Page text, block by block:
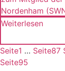
Nordenham
Nachfolge von
Ruhestand
(Dillinger).
Weiterlesen
Seite1 … Seite87
Seite95